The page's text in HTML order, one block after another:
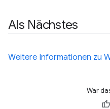
Als Nächstes
Weitere Informationen zu
War